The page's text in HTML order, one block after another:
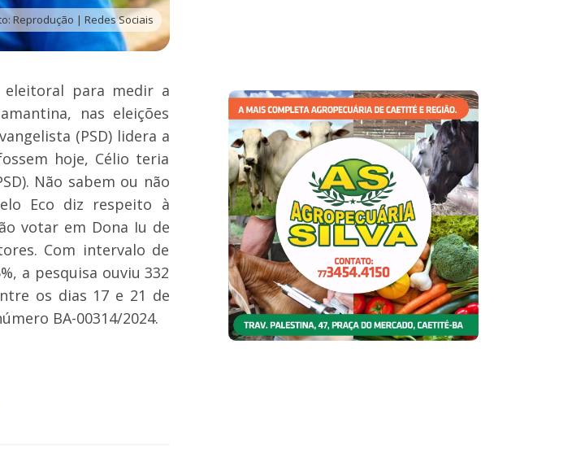
Reprodução | Redes Sociais
eleitoral para medir a
nas eleições
(PSD) lidera a
hoje, Célio teria
Não sabem ou não
Eco diz respeito à
votar em Dona Iu de
Com intervalo de
a pesquisa ouviu 332
os dias 17 e 21 de
BA-00314/2024.